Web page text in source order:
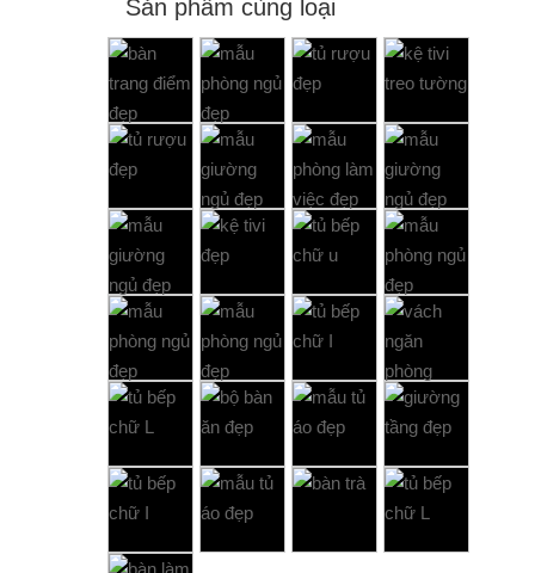
Sản phẩm cùng loại